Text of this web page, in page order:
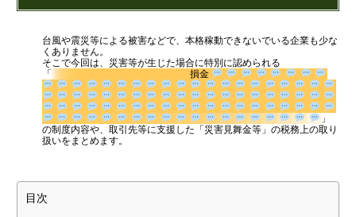
融資を受けやすくする経営
金融機関から調達するメリットとデメリット
VCによる資金調達
料金案内
通常料金
はまだ税理士法人の代表税理士
近畿税理士会 神戸支部：登録番号121899
日本公認会計士協会 兵庫会：登録番号17074
兵庫県行政書士会：登録番号19300373
1973年生まれ、大阪府豊中市出身
あずさ監査法人出身
クレアビズコンサルティング株式会社：代表取締役
YouTubeチャンネル：
台風や震災等による被害などで、本格稼動できないでいる企業も少な
くありません。
そこで今回は、災害等が生じた場合に特別に認められる
「
損金
」の制度内容や、取引先等に支援した「災害見舞金等」の税務上
の取り扱いをまとめます。
目次